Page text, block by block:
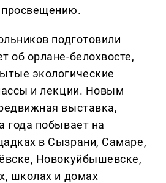
просвещению.
подготовили
об орлане-белохвосте,
экологические
и лекции. Новым
выставка,
года побывает на
в Сызрани, Самаре,
Новокуйбышевске,
школах и домах